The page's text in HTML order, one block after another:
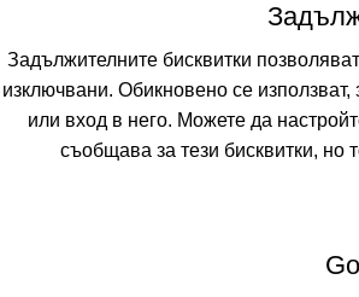
Задължителните бисквитки
изключвани. Обикновено се
или вход в него. Можете да
съобщава за тези бисквитки, но